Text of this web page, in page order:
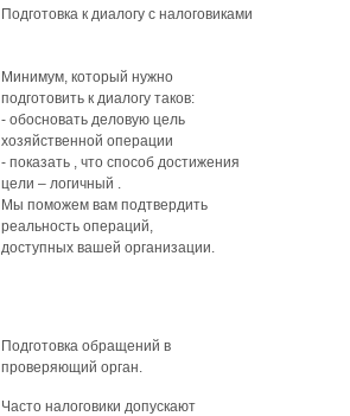
Минимум, который нужно
подготовить к диалогу таков:
- обосновать деловую цель
хозяйственной операции
- показать , что способ достижения
цели – логичный .
Мы поможем вам подтвердить
реальность операций,
доступных вашей организации.
Подготовка обращений в
проверяющий орган.
Подготовка к диалогу с налоговиками
Часто налоговики допускают